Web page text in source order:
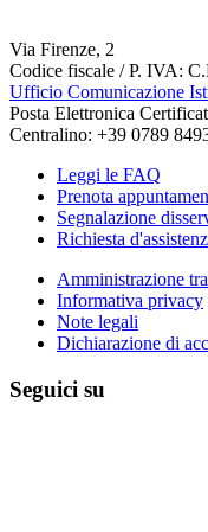
Via Firenze, 2
Codice fiscale / P. IVA:
Ufficio Comunicazione
Posta Elettronica
Centralino: +39 0789
Leggi le FAQ
Prenota
Segnalazione
Richiesta
Amministrazione
Informativa privacy
Note legali
Dichiarazione di
Seguici su